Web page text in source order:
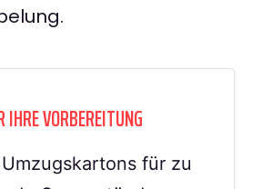
VORBEREITUNG
für zu